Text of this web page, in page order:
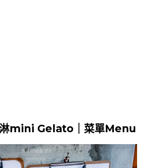
淋mini Gelato｜菜單Menu